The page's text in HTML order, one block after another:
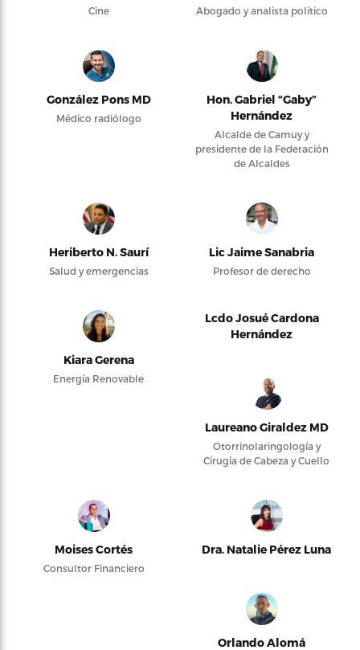
Cine Abogado y analista político
González Pons MD
Médico radiólogo
Hon. Gabriel “Gaby”
Hernández
Alcalde de Camuy y
presidente de la Federación
de Alcaldes
Heriberto N. Saurí
Salud y emergencias
Lic Jaime Sanabria
Profesor de derecho
Kiara Gerena
Energía Renovable
Lcdo Josué Cardona
Hernández
Laureano Giraldez MD
Otorrinolaringología y
Cirugía de Cabeza y Cuello
Moises Cortés
Consultor Financiero
Dra. Natalie Pérez Luna
Orlando Alomá